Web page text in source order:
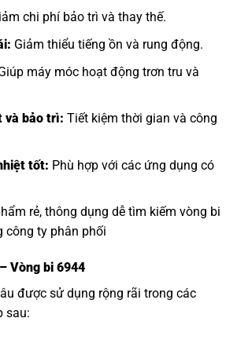
chi phí bảo trì và thay thế.
Giảm thiểu tiếng ồn và rung động.
máy móc hoạt động trơn tru và
và bảo trì: Tiết kiệm thời gian và công
tốt: Phù hợp với các ứng dụng có
rẻ, thông dụng dễ tìm kiếm vòng bi
công ty phân phối
– Vòng bi 6944
được sử dụng rộng rãi trong các
sau: